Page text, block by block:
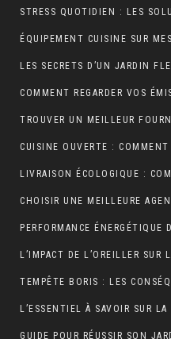
ÉQUIPEMENT CUISINE SUR
LES SECRETS D’UN JARDIN
L’ESSENTIEL À SAVOIR SUR
GUIDE POUR RÉUSSIR SON